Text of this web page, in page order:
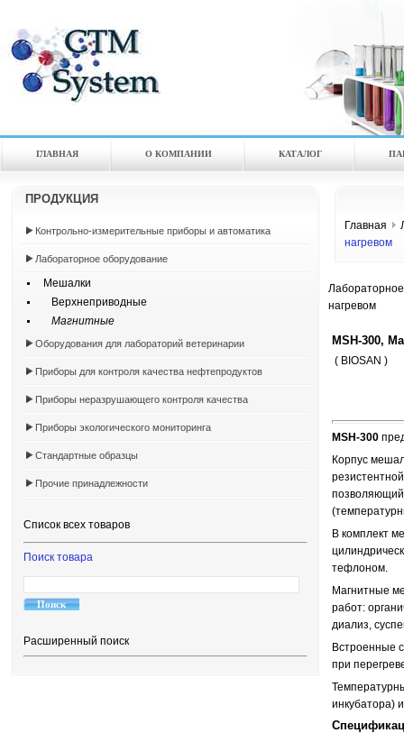
ГЛАВНАЯ О КОМПАНИИ КАТАЛOГ
ПРОДУКЦИЯ
Контрольно-измерительные приборы и автоматика
Лабораторное оборудование
Мешалки
Верхнеприводные
Магнитные
Оборудования для лабораторий ветеринарии
Приборы для контроля качества нефтепродуктов
Приборы неразрушающего контроля качества
Приборы экологического мониторинга
Стандартные образцы
Прочие принадлежности
Список всех товаров
Поиск товара
Расширенный поиск
Главная
нагревом
нагревом
MSH-300,
( BIOSAN )
MSH-300
Корпус
позволяющий
В комплект
тефлоном.
Магнитные
работ:
диализ,
Встроенные
при
инкубатора)